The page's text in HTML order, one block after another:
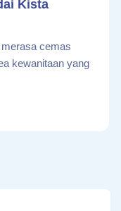
Kista
cemas
kewanitaan yang